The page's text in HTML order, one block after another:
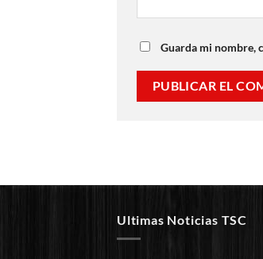
Guarda mi nombre,
Ultimas Noticias TSC